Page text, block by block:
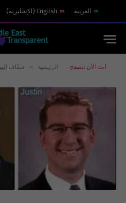
العربية English
( الإنجليزية)
أنت الآن تتصفح: الرئيسية » شفّاف